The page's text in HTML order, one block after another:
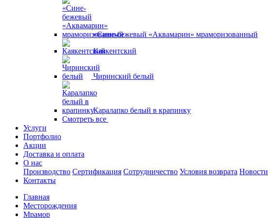
«Сине-бежевый «Аквамарин» мраморизованный
Каякентский
Чиринский белый
Каралапко белый в крапинку
Смотреть все
Услуги
Портфолио
Акции
Доставка и оплата
О нас
Производство Сертификация Сотрудничество Условия возврата Новости
Контакты
Главная
Месторождения
Мрамор